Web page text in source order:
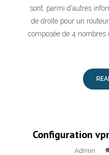
sont, parmi d'autres
de droite pour un
composée de 4 nombres
Configuration
Admin